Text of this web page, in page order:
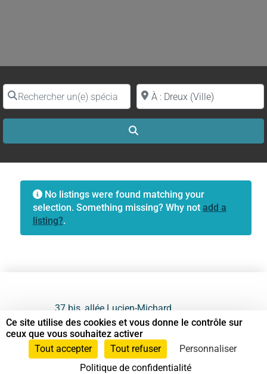
Rechercher un(e) spécialiste par nomProche de (ville ou région)
No listings were found matching your
selection. Something missing? Why not add a
listing?.
37 bis, allée Lucien-Michard
93190 Livry-Gargan
06 61 87 28 09
Ce site utilise des cookies et vous donne le contrôle sur
ceux que vous souhaitez activer
Tout accepter
Tout refuser
Personnaliser
Politique de confidentialité